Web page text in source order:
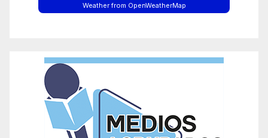
Weather from OpenWeatherMap